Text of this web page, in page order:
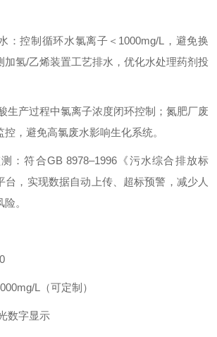
：控制循环水氯离子＜1000mg/L，避免换
加氢/乙烯装置工艺排水，优化水处理药剂投
生产过程中氯离子浓度闭环控制；氮肥厂废
，避免高氯废水影响生化系统。
：符合GB 8978–1996《污水综合排放标
台，实现数据自动上传、超标预警，减少人
险。
L（可定制）
数字显示